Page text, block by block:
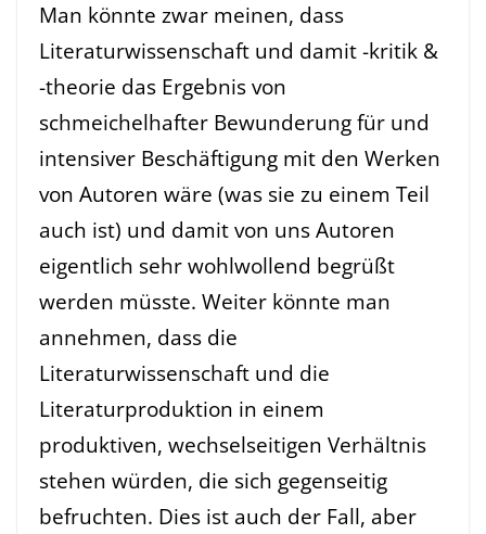
Man könnte zwar meinen, dass
Literaturwissenschaft und damit -kritik &
-theorie das Ergebnis von
schmeichelhafter Bewunderung für und
intensiver Beschäftigung mit den Werken
von Autoren wäre (was sie zu einem Teil
auch ist) und damit von uns Autoren
eigentlich sehr wohlwollend begrüßt
werden müsste. Weiter könnte man
annehmen, dass die
Literaturwissenschaft und die
Literaturproduktion in einem
produktiven, wechselseitigen Verhältnis
stehen würden, die sich gegenseitig
befruchten. Dies ist auch der Fall, aber